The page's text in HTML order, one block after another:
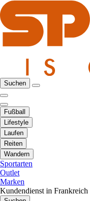
Suchen
Fußball
Lifestyle
Laufen
Reiten
Wandern
Sportarten
Outlet
Marken
Kundendienst in Frankreich